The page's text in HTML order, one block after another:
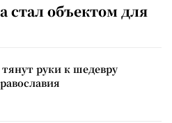
стал объектом для
руки к шедевру